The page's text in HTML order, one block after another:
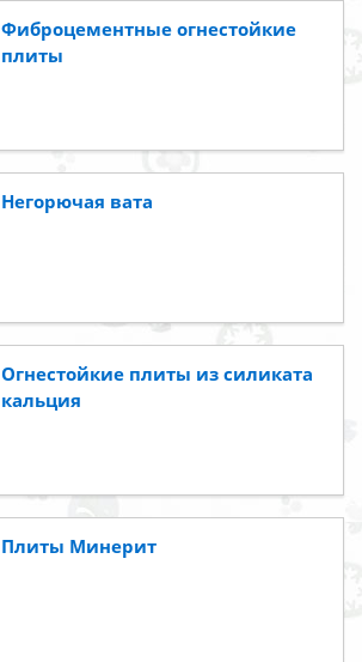
Фиброцементные огнестойкие
плиты
Негорючая вата
Огнестойкие плиты из силиката
кальция
Плиты Минерит